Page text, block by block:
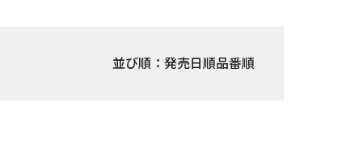
並び順： 発売日順品番順